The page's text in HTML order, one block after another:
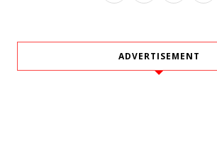
ADVERTISEMENT